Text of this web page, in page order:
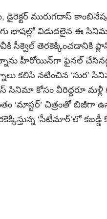
మురుగదాస్​
భాషల్లో విడుదలైన ఈ
సీక్వెల్ తెరకెక్కించడానికి
హీరోయిన్​గా ఫైన‌ల్
కలిసి నటించిన ‘సుర’
సినిమా కోసం వీరిద్దరూ మళ్లీ
‘మాస్టర్’​ చిత్రంతో
‘సీటీమార్’​లో